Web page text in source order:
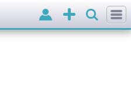
Добавить
объявление
Войти